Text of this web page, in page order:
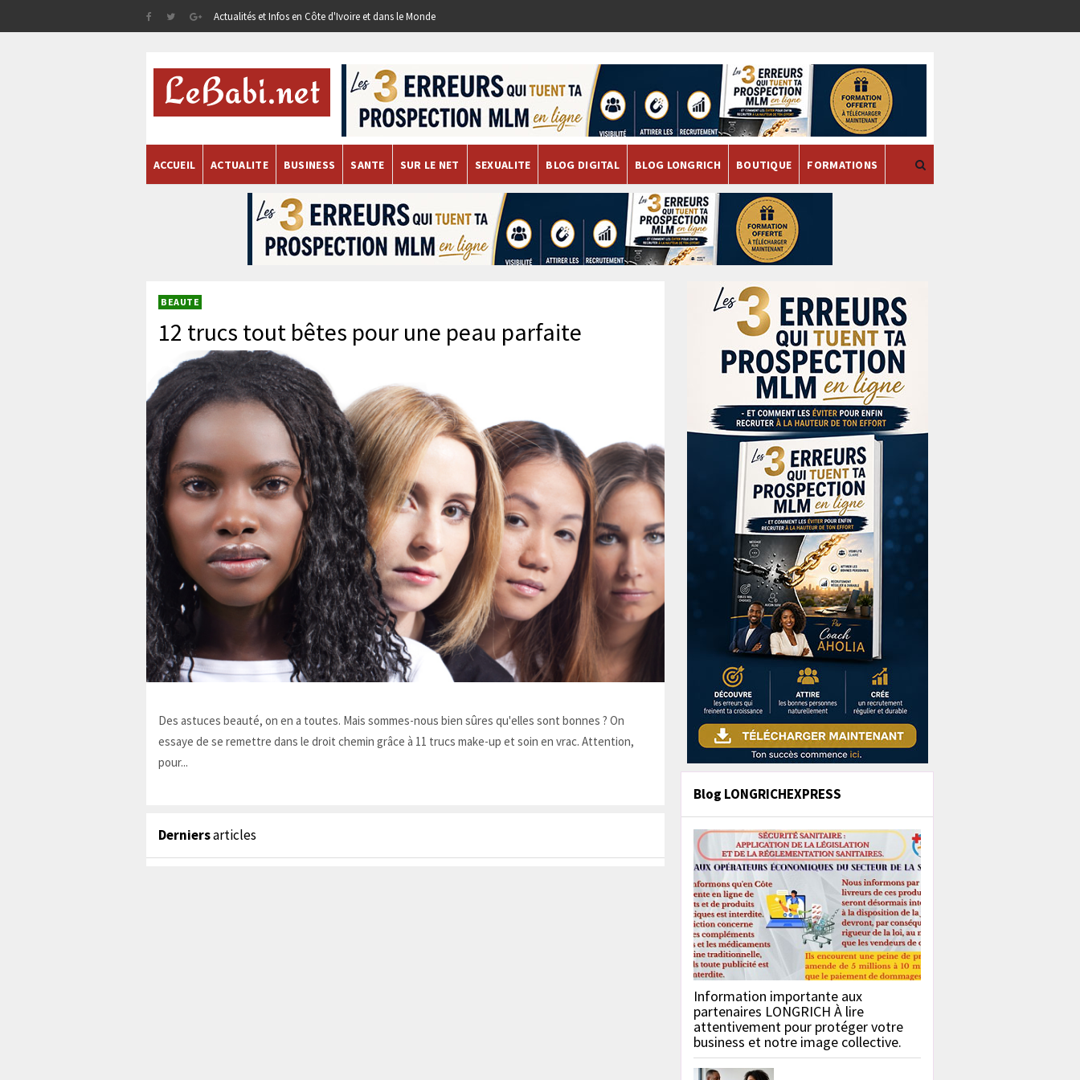
Actualités et Infos en Côte d'Ivoire et dans le Monde
ACCUEIL ACTUALITE BUSINESS SANTE SUR LE NET SEXUALITE BLOG DIGITAL BLOG LONGRICH BOUTIQUE FORMATIONS
BEAUTE
12 trucs tout bêtes pour une peau parfaite
Des astuces beauté, on en a toutes. Mais sommes-nous bien sûres qu'elles sont bonnes ? On
essaye de se remettre dans le droit chemin grâce à 11 trucs make-up et soin en vrac. Attention,
pour...
Derniersarticles
Blog LONGRICHEXPRESS
Information importante aux
partenaires LONGRICH À lire
attentivement pour protéger votre
business et notre image collective.